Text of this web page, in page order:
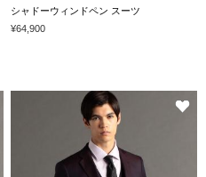
シャドーウィンドペン スーツ
¥64,900